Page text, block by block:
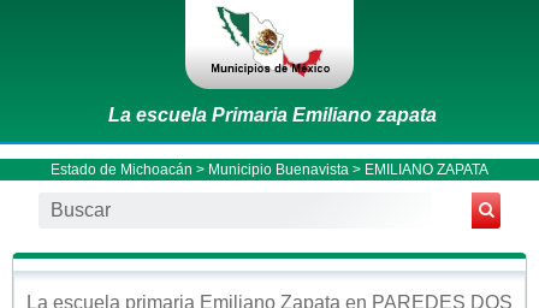
La escuela Primaria Emiliano zapata
Estado de Michoacán > Municipio Buenavista > EMILIANO ZAPATA
La escuela primaria Emiliano Zapata en PAREDES DOS